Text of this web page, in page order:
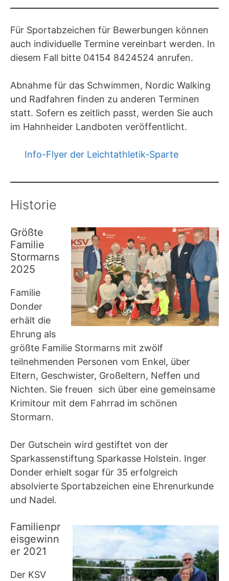
Für Sportabzeichen für Bewerbungen können
auch individuelle Termine vereinbart werden. In
diesem Fall bitte 04154 8424524 anrufen.
Abnahme für das Schwimmen, Nordic Walking
und Radfahren finden zu anderen Terminen
statt. Sofern es zeitlich passt, werden Sie auch
im Hahnheider Landboten veröffentlicht.
Info-Flyer der Leichtathletik-Sparte
Historie
Größte
Familie
Stormarns
2025
Familie
Donder
erhält die
Ehrung als
größte Familie Stormarns mit zwölf
teilnehmenden Personen vom Enkel, über
Eltern, Geschwister, Großeltern, Neffen und
Nichten. Sie freuen sich über eine gemeinsame
Krimitour mit dem Fahrrad im schönen
Stormarn.
Der Gutschein wird gestiftet von der
Sparkassenstiftung Sparkasse Holstein. Inger
Donder erhielt sogar für 35 erfolgreich
absolvierte Sportabzeichen eine Ehrenurkunde
und Nadel.
Familienpr
eisgewinn
er 2021
Der KSV